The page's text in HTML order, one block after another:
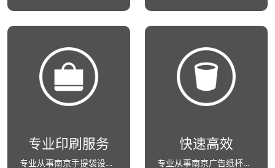
专业印刷服务
专业从事南京手提袋设计印刷
快速高效
专业从事南京广告纸杯设计印刷